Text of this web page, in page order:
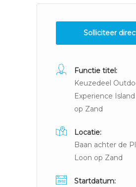
Solliciteer
Functie titel:
Keuzedeel
Experience
op Zand
Locatie:
Baan achter de
Loon op Zand
Startdatum: